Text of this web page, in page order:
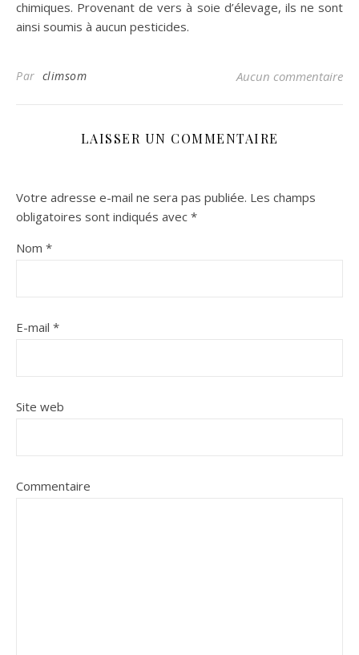
chimiques. Provenant de vers à soie d’élevage, ils ne sont
ainsi soumis à aucun pesticides.
Par climsom Aucun commentaire
LAISSER UN COMMENTAIRE
Votre adresse e-mail ne sera pas publiée. Les champs
obligatoires sont indiqués avec *
Nom *
E-mail *
Site web
Commentaire